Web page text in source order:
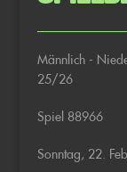
Männlich -
25/26
Spiel 88966
Sonntag, 22.